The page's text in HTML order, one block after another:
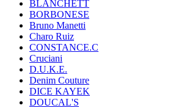
BLANCHETT
BORBONESE
Bruno Manetti
Charo Ruiz
CONSTANCE.C
Cruciani
D.U.K.E.
Denim Couture
DICE KAYEK
DOUCAL'S